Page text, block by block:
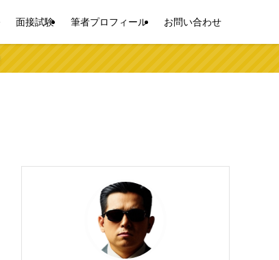
面接試験 筆者プロフィール お問い合わせ